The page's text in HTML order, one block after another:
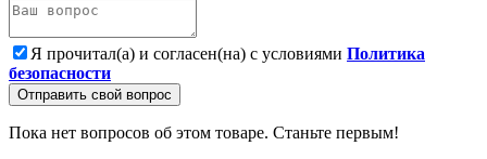
Я прочитал(а) и согласен(на) с условиями Политика
безопасности
Отправить свой вопрос
Пока нет вопросов об этом товаре. Станьте первым!